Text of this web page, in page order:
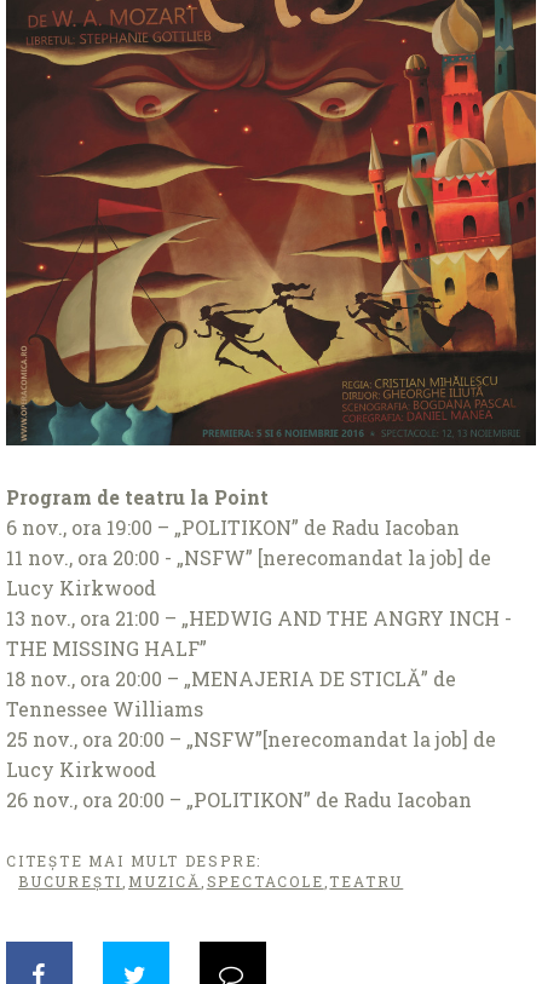
Program de teatru la Point
6 nov., ora 19:00 – „POLITIKON” de Radu Iacoban
11 nov., ora 20:00 - „NSFW” [nerecomandat la job] de
Lucy Kirkwood
13 nov., ora 21:00 – „HEDWIG AND THE ANGRY INCH -
THE MISSING HALF”
18 nov., ora 20:00 – „MENAJERIA DE STICLĂ” de
Tennessee Williams
25 nov., ora 20:00 – „NSFW”[nerecomandat la job] de
Lucy Kirkwood
26 nov., ora 20:00 – „POLITIKON” de Radu Iacoban
CITEȘTE MAI MULT DESPRE:
BUCUREŞTI, MUZICĂ,SPECTACOLE,TEATRU